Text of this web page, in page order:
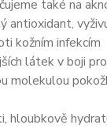
také na
antioxidant,
kožním infekcím
látek v boji
molekulou
hloubkově